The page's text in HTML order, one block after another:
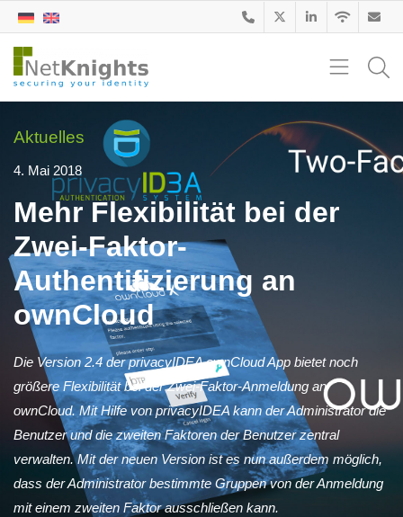
Aktuelles
4. Mai 2018
Mehr Flexibilität bei der
Zwei-Faktor-
Authentifizierung an
ownCloud
Die Version 2.4 der privacyIDEA ownCloud App bietet noch
größere Flexibilität bei der Zwei-Faktor-Anmeldung an
ownCloud. Mit Hilfe von privacyIDEA kann der Administrator die
Benutzer und die zweiten Faktoren der Benutzer zentral
verwalten. Mit der neuen Version ist es nun außerdem möglich,
dass der Administrator bestimmte Gruppen von der Anmeldung
mit einem zweiten Faktor ausschließen kann.